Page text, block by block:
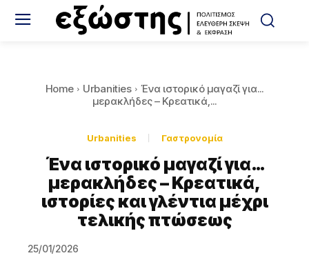
Home Urbanities
Ένα ιστορικό μαγαζί για...
μερακλήδες – Κρεατικά,...
Urbanities Γαστρονομία
Ένα ιστορικό μαγαζί για…
μερακλήδες – Κρεατικά,
ιστορίες και γλέντια μέχρι
τελικής πτώσεως
25/01/2026